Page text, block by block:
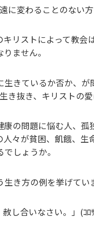
変わることのない方
リストによって教
ません。
きているか否か、
き抜き、キリストの
の問題に悩む人、
々が貧困、飢餓、
しょうか。
き方の例を挙げてい
し合いなさい。」(ｺﾛ